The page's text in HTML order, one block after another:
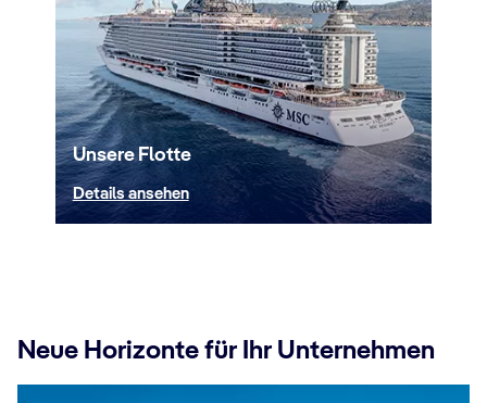
Unsere Flotte
Details ansehen
Neue Horizonte für Ihr Unternehmen